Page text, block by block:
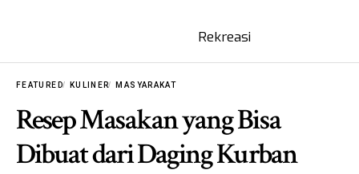
Rekreasi
FEATURED KULINER MASYARAKAT
Resep Masakan yang Bisa
Dibuat dari Daging Kurban